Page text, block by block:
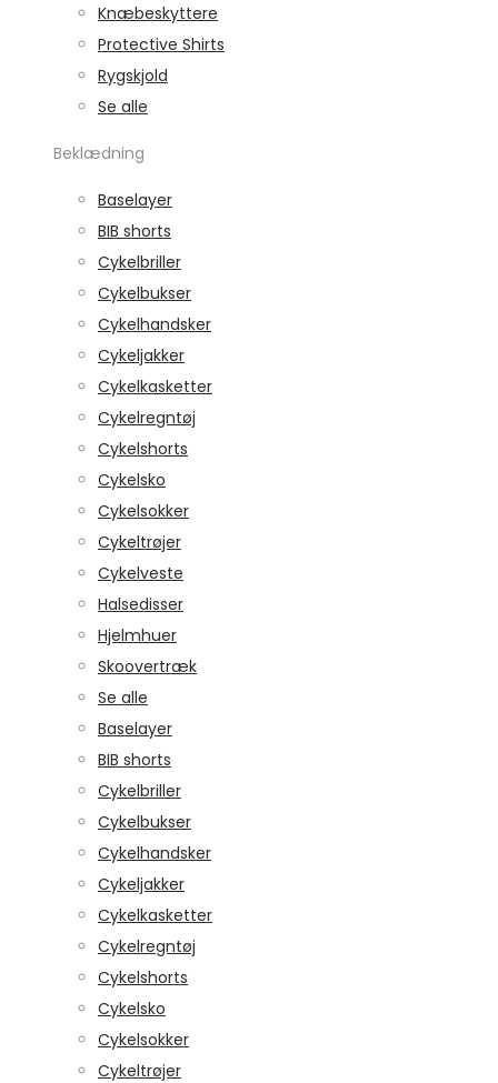
Knæbeskyttere
Protective Shirts
Rygskjold
Se alle
Beklædning
Baselayer
BIB shorts
Cykelbriller
Cykelbukser
Cykelhandsker
Cykeljakker
Cykelkasketter
Cykelregntøj
Cykelshorts
Cykelsko
Cykelsokker
Cykeltrøjer
Cykelveste
Halsedisser
Hjelmhuer
Skoovertræk
Se alle
Baselayer
BIB shorts
Cykelbriller
Cykelbukser
Cykelhandsker
Cykeljakker
Cykelkasketter
Cykelregntøj
Cykelshorts
Cykelsko
Cykelsokker
Cykeltrøjer